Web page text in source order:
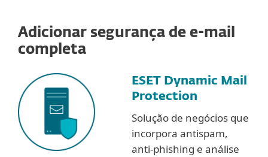
Adicionar segurança de e-mail
completa
ESET Dynamic Mail
Protection
Solução de negócios que
incorpora antispam,
anti-phishing e análise